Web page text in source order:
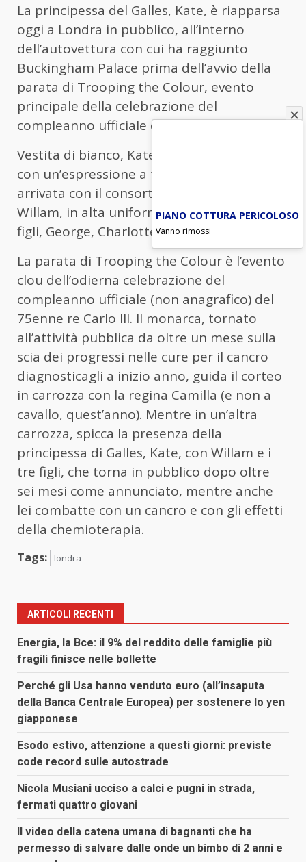
La principessa del Galles, Kate, è riapparsa
oggi a Londra in pubblico, all’interno
dell’autovettura con cui ha raggiunto
Buckingham Palace prima dell’avvio della
parata di Trooping the Colour, evento
principale della celebrazione del
compleanno ufficiale di re Carlo III.
Vestita di bianco, Kate, ritratta al finestrino
con un’espressione a tratti pensosa, è
arrivata con il consorte erede al trono
Willam, in alta uniforme, e con i loro tre
figli, George, Charlotte e Louis.
La parata di Trooping the Colour è l’evento
clou dell’odierna celebrazione del
compleanno ufficiale (non anagrafico) del
75enne re Carlo III. Il monarca, tornato
all’attività pubblica da oltre un mese sulla
scia dei progressi nelle cure per il cancro
diagnosticagli a inizio anno, guida il corteo
in carrozza con la regina Camilla (e non a
cavallo, quest’anno). Mentre in un’altra
carrozza, spicca la presenza della
principessa di Galles, Kate, con Willam e i
tre figli, che torna in pubblico dopo oltre
sei mesi come annunciato, mentre anche
lei combatte con un cancro e con gli effetti
della chemioterapia.
Tags: londra
ARTICOLI RECENTI
Energia, la Bce: il 9% del reddito delle famiglie più
fragili finisce nelle bollette
Perché gli Usa hanno venduto euro (all’insaputa
della Banca Centrale Europea) per sostenere lo yen
giapponese
Esodo estivo, attenzione a questi giorni: previste
code record sulle autostrade
Nicola Musiani ucciso a calci e pugni in strada,
fermati quattro giovani
Il video della catena umana di bagnanti che ha
permesso di salvare dalle onde un bimbo di 2 anni e
PIANO COTTURA PERICOLOSO
Vanno rimossi